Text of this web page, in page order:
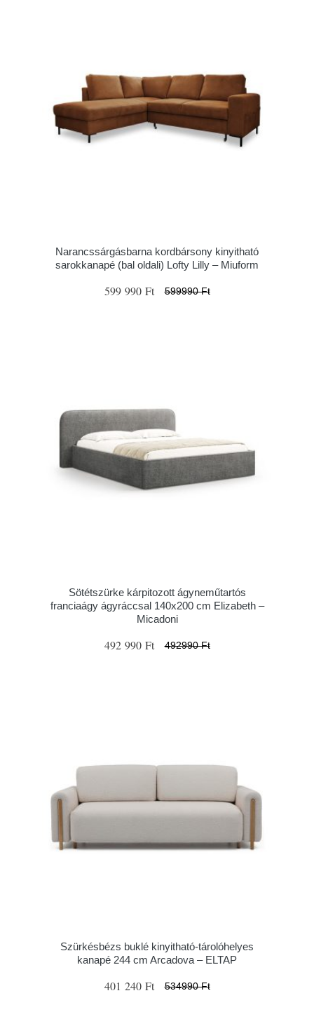
Narancssárgásbarna kordbársony kinyitható
sarokkanapé (bal oldali) Lofty Lilly – Miuform
599 990 Ft 599990 Ft
Sötétszürke kárpitozott ágyneműtartós
franciaágy ágyráccsal 140x200 cm Elizabeth –
Micadoni
492 990 Ft 492990 Ft
Szürkésbézs buklé kinyitható-tárolóhelyes
kanapé 244 cm Arcadova – ELTAP
401 240 Ft 534990 Ft